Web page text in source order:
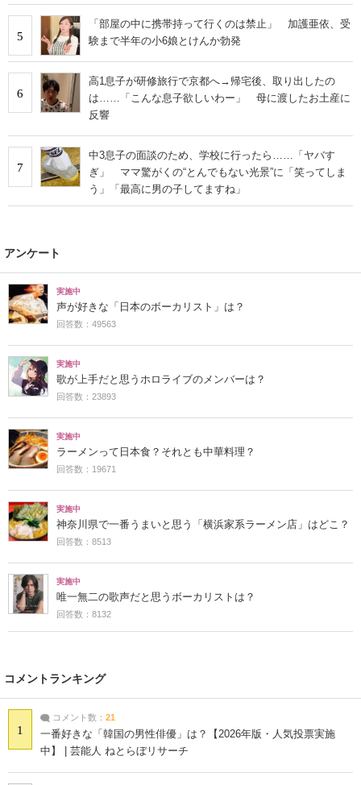
5
「部屋の中に携帯持って行くのは禁止」 加護亜依、受
験まで半年の小6娘とけんか勃発
6
高1息子が研修旅行で京都へ→帰宅後、取り出したの
は……「こんな息子欲しいわー」 母に渡したお土産に
反響
7
中3息子の面談のため、学校に行ったら……「ヤバす
ぎ」 ママ驚がくの“とんでもない光景”に「笑ってしま
う」「最高に男の子してますね」
アンケート
実施中
声が好きな「日本のボーカリスト」は？
回答数：49563
実施中
歌が上手だと思うホロライブのメンバーは？
回答数：23893
実施中
ラーメンって日本食？それとも中華料理？
回答数：19671
実施中
神奈川県で一番うまいと思う「横浜家系ラーメン店」はどこ？
回答数：8513
実施中
唯一無二の歌声だと思うボーカリストは？
回答数：8132
コメントランキング
1
コメント数： 21
一番好きな「韓国の男性俳優」は？【2026年版・人気投票実施
中】 | 芸能人 ねとらぼリサーチ